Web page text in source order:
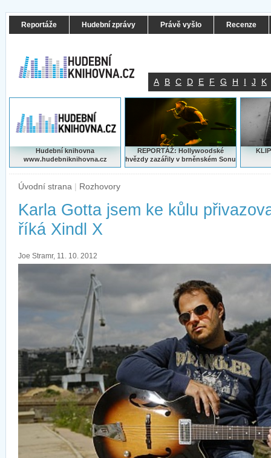
Reportáže Hudební zprávy Právě vyšlo Recenze
A B C D E F G H I J K
Hudební knihovna
www.hudebniknihovna.cz
REPORTÁŽ: Hollywoodské
hvězdy zazářily v brněnském Sonu
Úvodní strana | Rozhovory
Karla Gotta jsem ke kůlu
říká Xindl X
Joe Stramr, 11. 10. 2012